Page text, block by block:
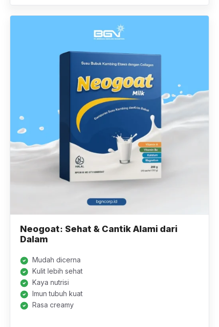
Neogoat: Sehat & Cantik Alami dari
Dalam
Mudah dicerna
Kulit lebih sehat
Kaya nutrisi
Imun tubuh kuat
Rasa creamy